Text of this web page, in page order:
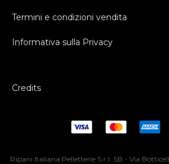
Termini e condizioni vendita
Informativa sulla Privacy
Credits
Ripani Italiana Pelletterie S.r.l. SB - Via